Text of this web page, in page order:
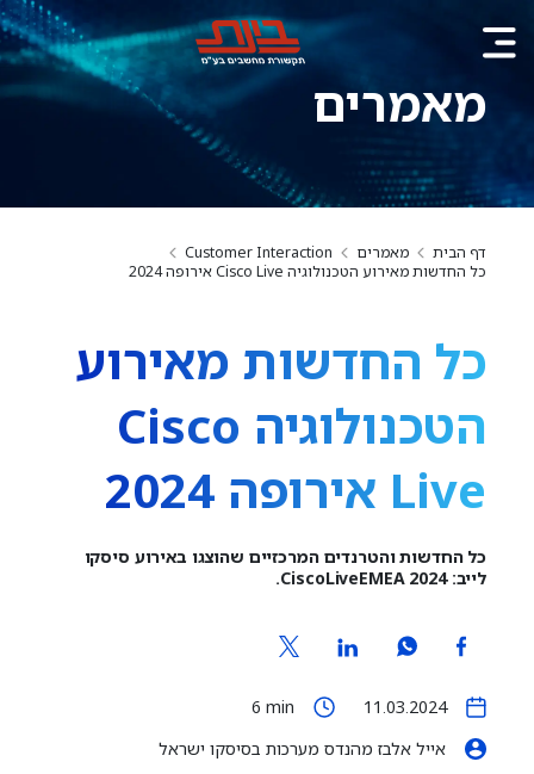
מאמרים
דף הבית מאמרים
Customer Interaction
כל החדשות מאירוע הטכנולוגיה Cisco Live אירופה 2024
כל החדשות מאירוע
הטכנולוגיה Cisco
Live אירופה 2024
כל החדשות והטרנדים המרכזיים שהוצגו באירוע סיסקו
לייב: CiscoLiveEMEA 2024.
11.03.2024
6 min
אייל אלבז מהנדס מערכות בסיסקו ישראל